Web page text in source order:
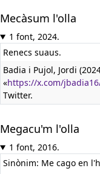
Mecàsum l'olla
1 font, 2024.
Renecs suaus.
Badia i Pujol, Jordi
«https://x.com/
Twitter.
Megacu'm l'olla
1 font, 2016.
Sinònim: Me cago en